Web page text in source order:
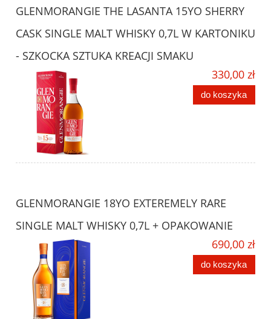
GLENMORANGIE THE LASANTA 15YO SHERRY
CASK SINGLE MALT WHISKY 0,7L W KARTONIKU
- SZKOCKA SZTUKA KREACJI SMAKU
330,00 zł
do koszyka
GLENMORANGIE 18YO EXTEREMELY RARE
SINGLE MALT WHISKY 0,7L + OPAKOWANIE
690,00 zł
do koszyka